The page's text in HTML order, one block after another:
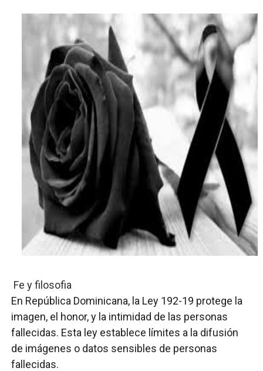
MICM y CECCOM retienen 213,355 galones de
Bienes Nacionales recauda más de RD 57 millones en
Residentes en San Juan beneficiados con jornada
El magistrado Henry Molina decidió no seguir en la
​Domingo Plácido critica la situación económica y
Graduación XII Promoción Servicio Militar Voluntario
Fellito Suberví asegura en Carolina Mejía RD tiene la
Hipótesis policial sobre atentado a balazos en la
CESDN urge fortalecer el sistema eléctrico ante
Candidato a presidente del Colegio de Notarios hace
Digecac realizará Primer Festival de Plantas 2026
Josefa Castillo: Liderazgo y Transformación Social al
Lee Ballester a los que se forman como agentes
Operativo Interinstitucional “Compromiso Ambiental
Fe y filosofia
En República Dominicana, la Ley 192-19 protege la
imagen, el honor, y la intimidad de las personas
fallecidas. Esta ley establece límites a la difusión
de imágenes o datos sensibles de personas
fallecidas.